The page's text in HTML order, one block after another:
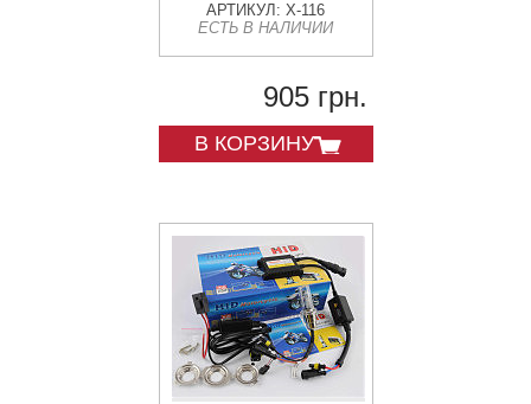
АРТИКУЛ: X-116
ЕСТЬ В НАЛИЧИИ
905 грн.
В КОРЗИНУ